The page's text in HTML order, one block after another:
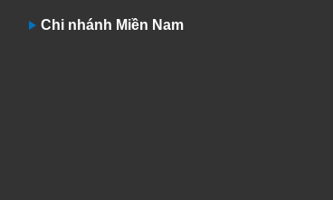
Chi nhánh Miền Nam